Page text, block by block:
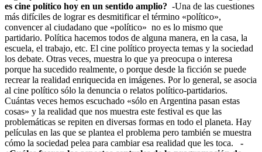
es cine político hoy en un sentido amplio? -Una de las cuestiones
más difíciles de lograr es desmitificar el término «político»,
convencer al ciudadano que «político» no es lo mismo que
partidario. Política hacemos todos de alguna manera, en la casa, la
escuela, el trabajo, etc. El cine político proyecta temas y la sociedad
los debate. Otras veces, muestra lo que ya preocupa o interesa
porque ha sucedido realmente, o porque desde la ficción se puede
recrear la realidad enriquecida en imágenes. Por lo general, se asocia
al cine político sólo la denuncia o relatos político-partidarios.
Cuántas veces hemos escuchado «sólo en Argentina pasan estas
cosas» y la realidad que nos muestra este festival es que las
problemáticas se repiten en diversas formas en todo el planeta. Hay
películas en las que se plantea el problema pero también se muestra
cómo la sociedad pelea para cambiar esa realidad que les toca. -